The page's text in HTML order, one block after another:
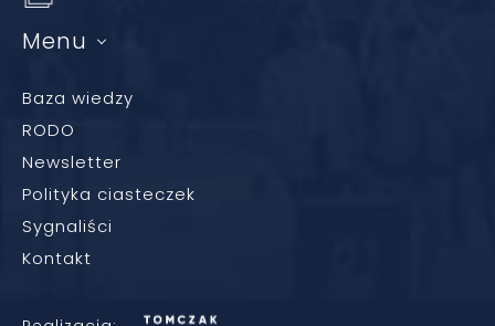
Menu
Baza wiedzy
RODO
Newsletter
Polityka ciasteczek
Sygnaliści
Kontakt